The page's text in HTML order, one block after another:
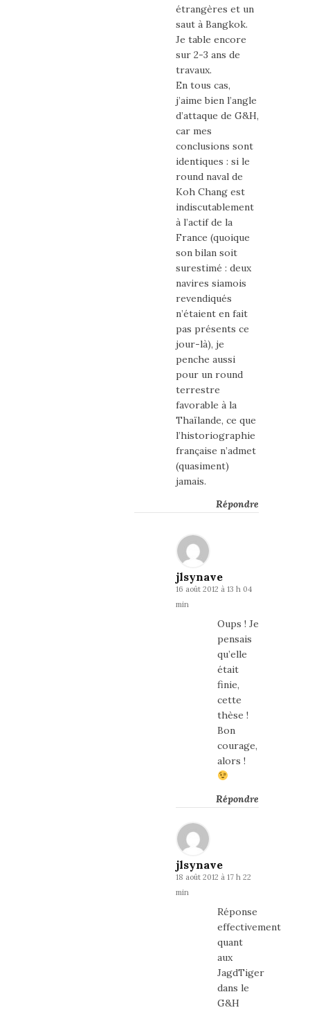
étrangères et un
saut à Bangkok.
Je table encore
sur 2-3 ans de
travaux.
En tous cas,
j’aime bien l’angle
d’attaque de G&H,
car mes
conclusions sont
identiques : si le
round naval de
Koh Chang est
indiscutablement
à l’actif de la
France (quoique
son bilan soit
surestimé : deux
navires siamois
revendiqués
n’étaient en fait
pas présents ce
jour-là), je
penche aussi
pour un round
terrestre
favorable à la
Thaïlande, ce que
l’historiographie
française n’admet
(quasiment)
jamais.
Répondre
jlsynave
16 août 2012 à 13 h 04
min
Oups ! Je
pensais
qu’elle
était
finie,
cette
thèse !
Bon
courage,
alors !
Répondre
jlsynave
18 août 2012 à 17 h 22
min
Réponse
effectivement
quant
aux
JagdTiger
dans le
G&H